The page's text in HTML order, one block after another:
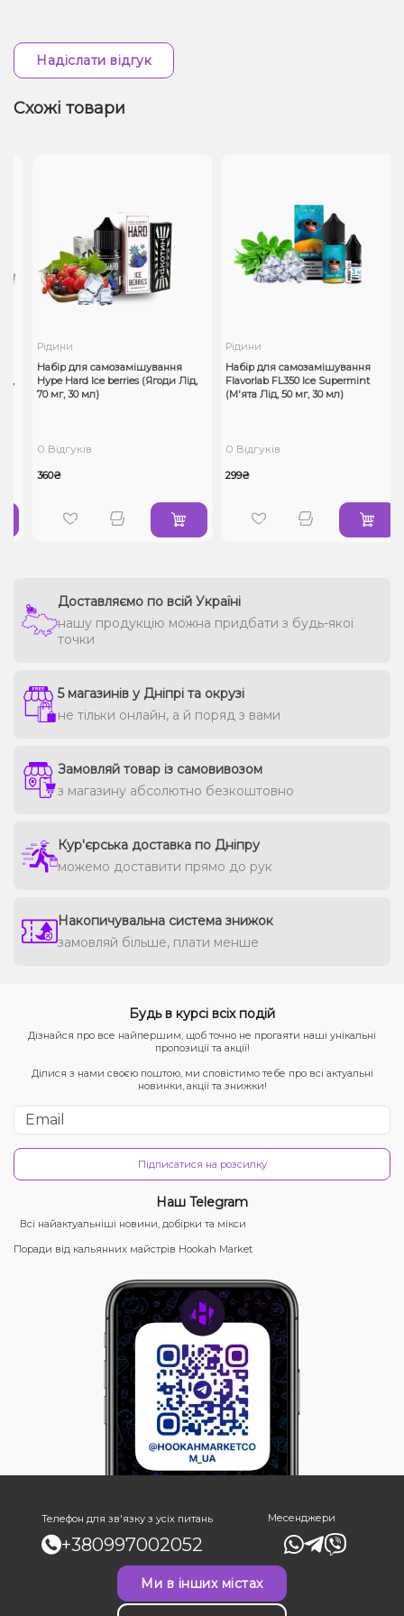
Надіслати відгук
Схожі товари
Рідини
Набір для самозамішування
Hype Hard Ice berries (Ягоди Лід,
70 мг, 30 мл)
0 Відгуків
360₴
Рідини
Набір для самозамішування
Flavorlab FL350 Ice Supermint
(М'ята Лід, 50 мг, 30 мл)
0 Відгуків
299₴
Доставляємо по всій Україні
нашу продукцію можна придбати з будь-якої
точки
5 магазинів у Дніпрі та окрузі
не тільки онлайн, а й поряд з вами
Замовляй товар із самовивозом
з магазину абсолютно безкоштовно
Кур'єрська доставка по Дніпру
можемо доставити прямо до рук
Накопичувальна система знижок
замовляй більше, плати менше
Будь в курсі всіх подій
Дізнайся про все найпершим, щоб точно не прогаяти наші унікальні
пропозиції та акції!
Ділися з нами своєю поштою, ми сповістимо тебе про всі актуальні
новинки, акції та знижки!
Підписатися на розсилку
Наш Telegram
Всі найактуальніші новини, добірки та мікси
Поради від кальянних майстрів Hookah Market
Телефон для зв'язку з усіх питань
+380997002052
Месенджери
Ми в інших містах